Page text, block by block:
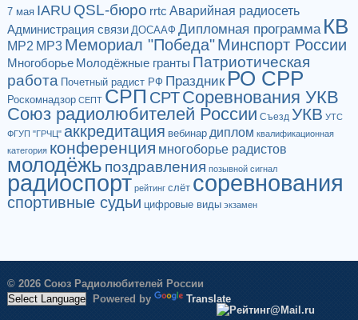
7 мая IARU QSL-бюро rrtc Аварийная радиосеть
Администрация связи ДОСААФ Дипломная программа КВ
МР2 МР3 Мемориал "Победа"Минспорт России
Многоборье Молодёжные гранты Патриотическая
работа Почетный радист РФ Праздник РО СРР
Роскомнадзор СЕПТ СРП СРТСоревнования УКВ
Союз радиолюбителей России Съезд УКВ УТС
ФГУП "ГРЧЦ" аккредитация вебинар диплом квалификационная
категория конференция многоборье радистов
молодёжь поздравления позывной сигнал
радиоспорт рейтинг слёт соревнования
спортивные судьи цифровые виды экзамен
© 2026 Союз Радиолюбителей России
Powered by
Translate